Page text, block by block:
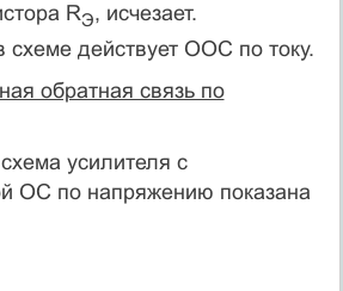
RЭ, исчезает.
схеме действует ООС по току.
обратная связь по
усилителя с
ОС по напряжению показана